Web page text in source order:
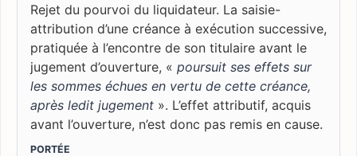
Rejet du pourvoi du liquidateur. La saisie-
attribution d’une créance à exécution successive,
pratiquée à l’encontre de son titulaire avant le
jugement d’ouverture, « poursuit ses effets sur
les sommes échues en vertu de cette créance,
après ledit jugement ». L’effet attributif, acquis
avant l’ouverture, n’est donc pas remis en cause.
PORTÉE